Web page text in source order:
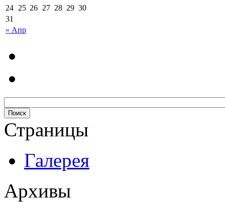
« Апр
24 25 26 27 28 29 30
31
Страницы
Галерея
Архивы